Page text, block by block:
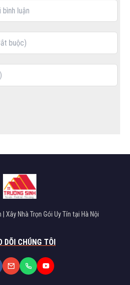
Xây Nhà Trọn Gói Uy Tín tại Hà Nội
DÕI CHÚNG TÔI